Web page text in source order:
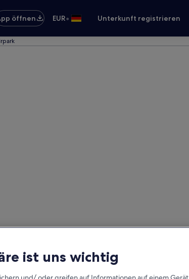
öffnen
EUR• Unterkunft registrieren
ist uns wichtig